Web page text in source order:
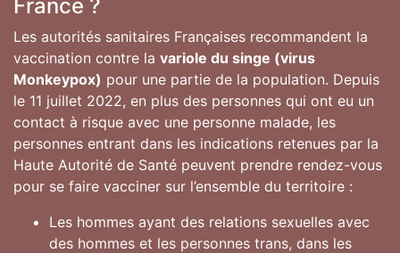
France ?
Les autorités sanitaires Françaises recommandent la
vaccination contre la variole du singe (virus
Monkeypox) pour une partie de la population. Depuis
le 11 juillet 2022, en plus des personnes qui ont eu un
contact à risque avec une personne malade, les
personnes entrant dans les indications retenues par la
Haute Autorité de Santé peuvent prendre rendez-vous
pour se faire vacciner sur l’ensemble du territoire :
Les hommes ayant des relations sexuelles avec
des hommes et les personnes trans, dans les